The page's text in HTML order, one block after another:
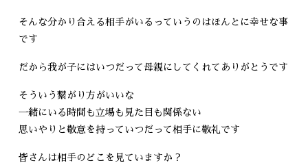
そんな分かり合える相手がいるっていうのはほんとに幸せな事
です
だから我が子にはいつだって母親にしてくれてありがとうです
そういう繋がり方がいいな
一緒にいる時間も立場も見た目も関係ない
思いやりと敬意を持っていつだって相手に敬礼です
皆さんは相手のどこを見ていますか？